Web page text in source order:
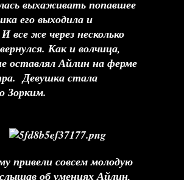
выхаживать попавшее
его выходила и
все же через несколько
Как и волчица,
оставлял Айлин на ферме
Девушка стала
Зорким.
привели совсем молодую
об умениях Айлин,